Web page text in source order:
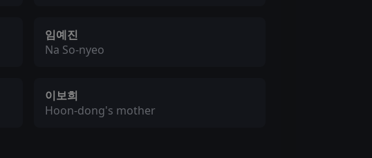
임예진
Na So-nyeo
이보희
Hoon-dong's mother